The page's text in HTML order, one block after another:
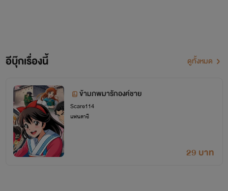
อีบุ๊กเรื่องนี้ ดูทั้งหมด
ข้ามภพมารักองค์ชาย
Scare114
แฟนตาซี
29 บาท